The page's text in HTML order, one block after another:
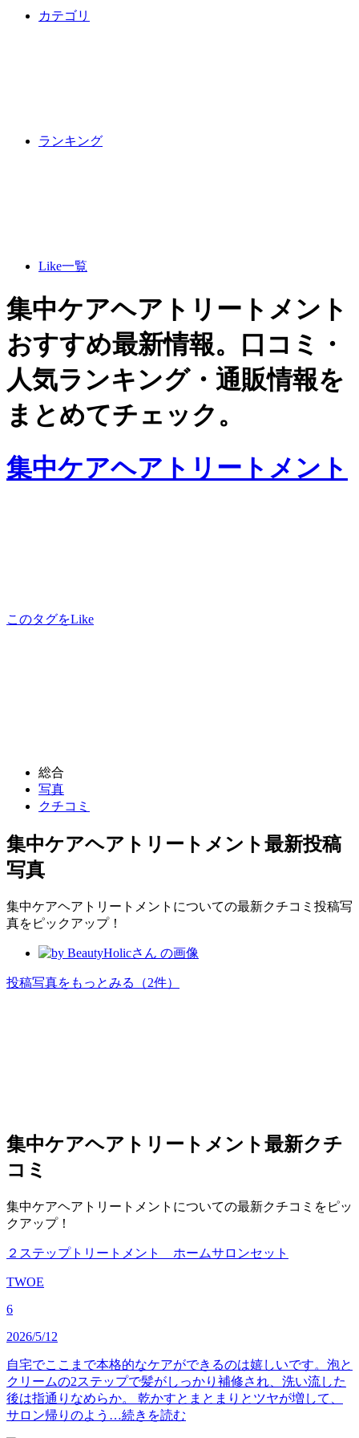
カテゴリ
ランキング
Like一覧
集中ケアヘアトリートメント
おすすめ最新情報。口コミ・
人気ランキング・通販情報を
まとめてチェック。
集中ケアヘアトリートメント
このタグをLike
総合
写真
クチコミ
集中ケアヘアトリートメント最新投稿
写真
集中ケアヘアトリートメントについての最新クチコミ投稿写
真をピックアップ！
投稿写真をもっとみる （2件）
集中ケアヘアトリートメント最新クチ
コミ
集中ケアヘアトリートメントについての最新クチコミをピッ
クアップ！
２ステップトリートメント ホームサロンセット
TWOE
6
2026/5/12
自宅でここまで本格的なケアができるのは嬉しいです。泡と
クリームの2ステップで髪がしっかり補修され、洗い流した
後は指通りなめらか。 乾かすとまとまりとツヤが増して、
サロン帰りのよう…続きを読む